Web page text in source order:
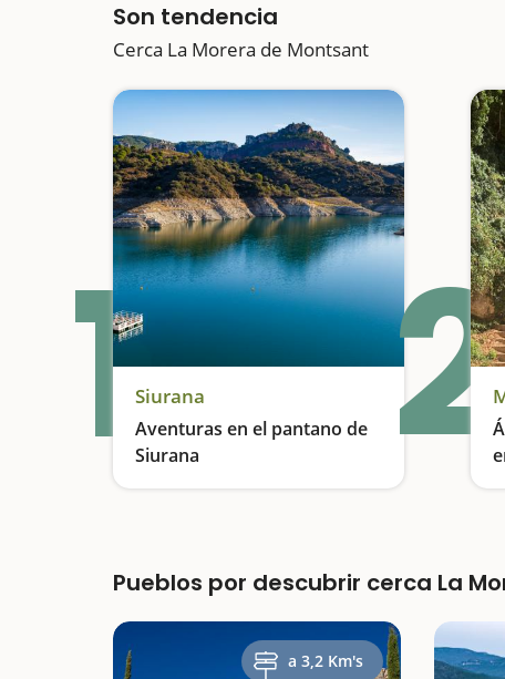
Son tendencia
Cerca La Morera de Montsant
1Siurana
Aventuras en el pantano de
Siurana
Kayak, rutas y zambullidas en pozas transparentes 2
Pueblos por descubrir cerca La
a 3,2 Km's